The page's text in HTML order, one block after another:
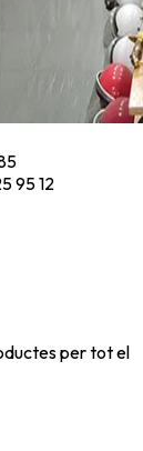
95 12
per tot el